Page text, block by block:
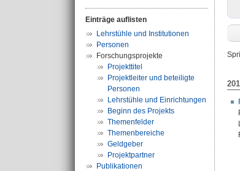
Einträge auflisten
Lehrstühle und Institutionen
Personen
Forschungsprojekte
Projekttitel
Projektleiter und beteiligte
Personen
Lehrstühle und Einrichtungen
Beginn des Projekts
Themenfelder
Themenbereiche
Geldgeber
Projektpartner
Publikationen